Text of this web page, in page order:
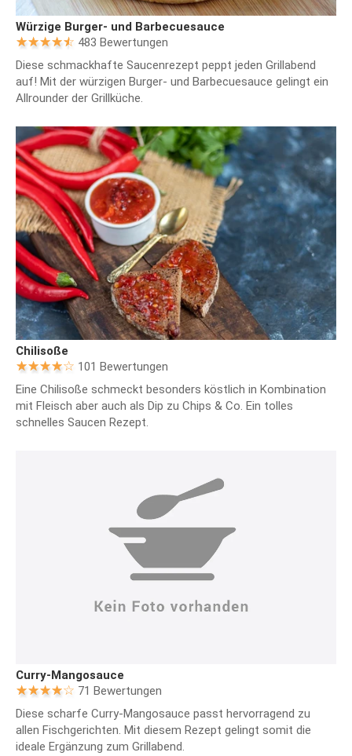
Würzige Burger- und Barbecuesauce
483 Bewertungen
Diese schmackhafte Saucenrezept peppt jeden Grillabend
auf! Mit der würzigen Burger- und Barbecuesauce gelingt ein
Allrounder der Grillküche.
Chilisoße
101 Bewertungen
Eine Chilisoße schmeckt besonders köstlich in Kombination
mit Fleisch aber auch als Dip zu Chips & Co. Ein tolles
schnelles Saucen Rezept.
Curry-Mangosauce
71 Bewertungen
Diese scharfe Curry-Mangosauce passt hervorragend zu
allen Fischgerichten. Mit diesem Rezept gelingt somit die
ideale Ergänzung zum Grillabend.